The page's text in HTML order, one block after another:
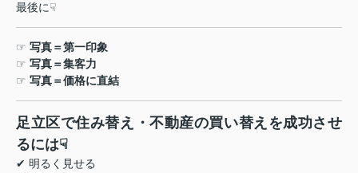
最後に☟
☞ 写真＝第一印象
☞ 写真＝集客力
☞ 写真＝価格に直結
足立区で住み替え・不動産の買い替えを成功させ
るには☟
✔ 明るく見せる